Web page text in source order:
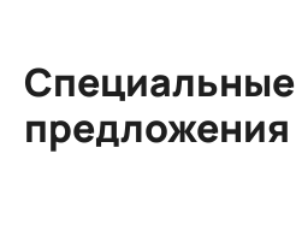
Специальные
предложения